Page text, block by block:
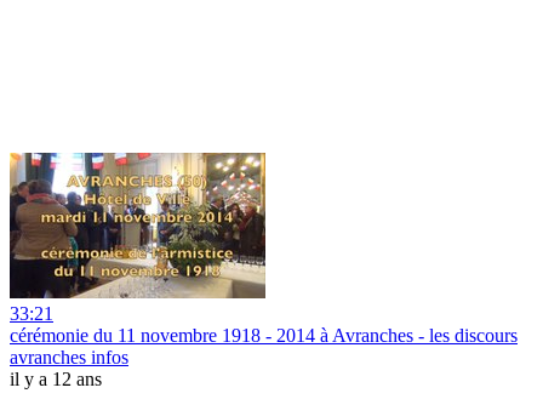
33:21
cérémonie du 11 novembre 1918 - 2014 à Avranches - les discours
avranches infos
il y a 12 ans